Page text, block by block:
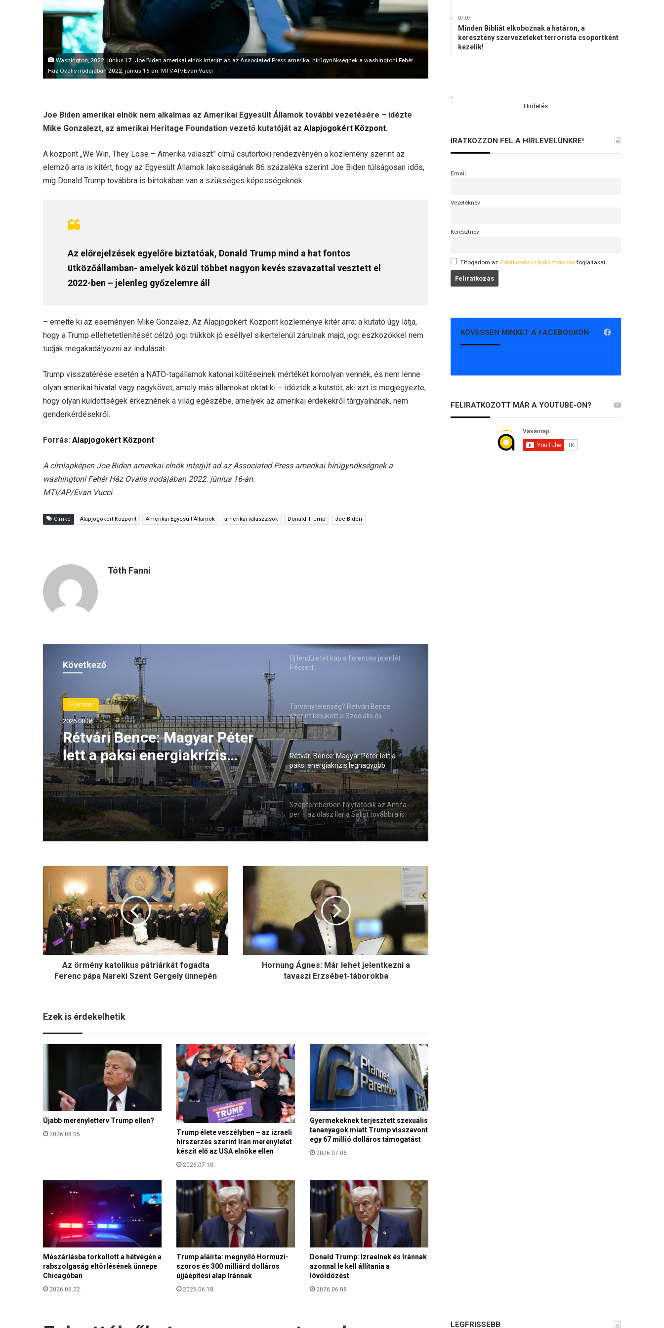
Washington, 2022. június 17. Joe Biden amerikai elnök interjút ad az Associated Press amerikai hírügynökségnek a washingtoni Fehér
Ház Ovális irodájában 2022. június 16-án. MTI/AP/Evan Vucci
Joe Biden amerikai elnök nem alkalmas az Amerikai Egyesült Államok további vezetésére – idézte
Mike Gonzalezt, az amerikai Heritage Foundation vezető kutatóját az Alapjogokért Központ.
A központ „We Win, They Lose – Amerika választ” című csütörtöki rendezvényén a közlemény szerint az
elemző arra is kitért, hogy az Egyesült Államok lakosságának 86 százaléka szerint Joe Biden túlságosan idős,
míg Donald Trump továbbra is birtokában van a szükséges képességeknek.
Az előrejelzések egyelőre biztatóak, Donald Trump mind a hat fontos
ütközőállamban- amelyek közül többet nagyon kevés szavazattal vesztett el
2022-ben – jelenleg győzelemre áll
– emelte ki az eseményen Mike Gonzalez. Az Alapjogokért Központ közleménye kitér arra: a kutató úgy látja,
hogy a Trump ellehetetlenítését célzó jogi trükkök jó eséllyel sikertelenül zárulnak majd, jogi eszközökkel nem
tudják megakadályozni az indulását.
Trump visszatérése esetén a NATO-tagállamok katonai költéseinek mértékét komolyan vennék, és nem lenne
olyan amerikai hivatal vagy nagykövet, amely más államokat oktat ki – idézték a kutatót, aki azt is megjegyezte,
hogy olyan küldöttségek érkeznének a világ egészébe, amelyek az amerikai érdekekről tárgyalnának, nem
genderkérdésekről.
Forrás: Alapjogokért Központ
A címlapképen Joe Biden amerikai elnök interjút ad az Associated Press amerikai hírügynökségnek a
washingtoni Fehér Ház Ovális irodájában 2022. június 16-án.
MTI/AP/Evan Vucci
Címke Alapjogokért Központ Amerikai Egyesült Államok amerikai választások Donald Trump Joe Biden
Tóth Fanni
Következő
(H)arctér
2026.08.06.
Rétvári Bence: Magyar Péter
lett a paksi energiakrízis
legnagyobb rémhírterjesztője
(VIDEÓ)
Új lendületet kap a ferences jelenlét
Pécsett
Törvénytelenség? Rétvári Bence
szerint lebukott a Szociális és
Családügyi Minisztérium
Rétvári Bence: Magyar Péter lett a
paksi energiakrízis legnagyobb
rémhírterjesztője (VIDEÓ)
Szeptemberben folytatódik az Antifa-
per – az olasz Ilaria Salist továbbra is
mentelmi jog védi
n
y
k
k
r
k
á
a
e
n
c
p
Az örmény katolikus pátriárkát fogadta
Ferenc pápa Nareki Szent Gergely ünnepén
Á
g
e
h
e
j
e
l
e
n
t
k
n
i
a
t
a
v
a
s
z
i
Hornung Ágnes: Már lehet jelentkezni a
tavaszi Erzsébet-táborokba
Ezek is érdekelhetik
Újabb merényletterv Trump ellen?
2026.08.05.
Trump élete veszélyben – az izraeli
hírszerzés szerint Irán merényletet
készít elő az USA elnöke ellen
2026.07.10.
Gyermekeknek terjesztett szexuális
tananyagok miatt Trump visszavont
egy 67 millió dolláros támogatást
2026.07.06.
Mészárlásba torkollott a hétvégén a
rabszolgaság eltörlésének ünnepe
Chicagóban
2026.06.22.
Trump aláírta: megnyíló Hormuzi-
szoros és 300 milliárd dolláros
újjáépítési alap Iránnak
2026.06.18.
Donald Trump: Izraelnek és Iránnak
azonnal le kell állítania a
lövöldözést
2026.06.08.
07:07
Minden Bibliát elkoboznak a határon, a
keresztény szervezeteket terrorista csoportként
kezelik!
.
Hirdetés
IRATKOZZON FEL A HÍRLEVELÜNKRE!
Email
Vezetéknév
Keresztnév
Elfogadom az Adatkezelési tájékoztatóban foglaltakat.
KÖVESSEN MINKET A FACEBOOKON
FELIRATKOZOTT MÁR A YOUTUBE-ON?